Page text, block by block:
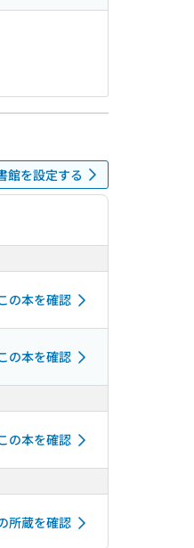
館を設定する
の本を確認
の本を確認
の本を確認
所蔵を確認